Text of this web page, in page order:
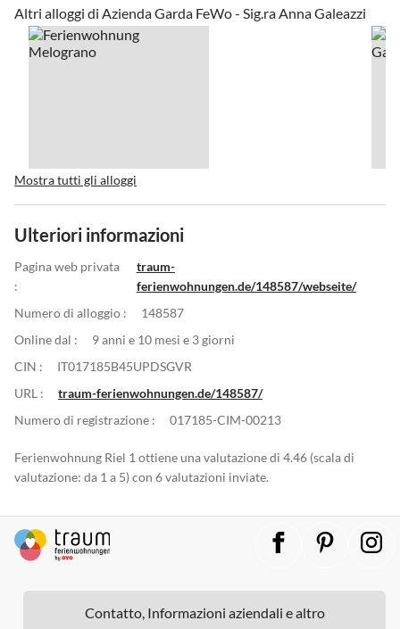
Altri alloggi di Azienda Garda FeWo - Sig.ra Anna Galeazzi
Mostra tutti gli alloggi
Ulteriori informazioni
Pagina web privata
:
traum-
ferienwohnungen.de/148587/webseite/
Numero di alloggio :
148587
Online dal :
9 anni e 10 mesi e 3 giorni
CIN :
IT017185B45UPDSGVR
URL :
traum-ferienwohnungen.de/148587/
Numero di registrazione :
017185-CIM-00213
Ferienwohnung Riel 1 ottiene una valutazione di 4.46 (scala di
valutazione: da 1 a 5) con 6 valutazioni inviate.
Contatto, Informazioni aziendali e altro